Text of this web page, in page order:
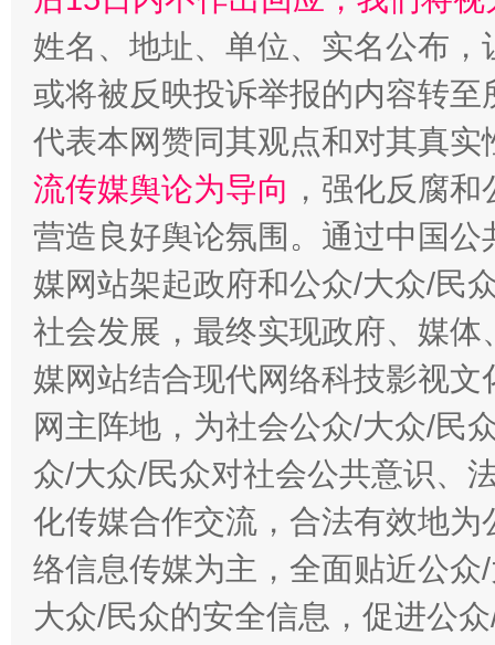
完善运行机制助力责任有效落实 一纸欠
姓名、地址、单位、实名公布
或将被反映投诉举报的内容转
代表本网赞同其观点和对其真实
流传媒舆论为导向 ，强化反腐
营造良好舆论氛围。通过中国
媒网站架起政府和公众/大众/民
社会发展，最终实现政府、媒
媒网站结合现代网络科技影视
网主阵地，为社会公众/大众/民
众/大众/民众对社会公共意识、
化传媒合作交流，合法有效地
络信息传媒为主，全面贴近公
大众/民众的安全信息，促进公